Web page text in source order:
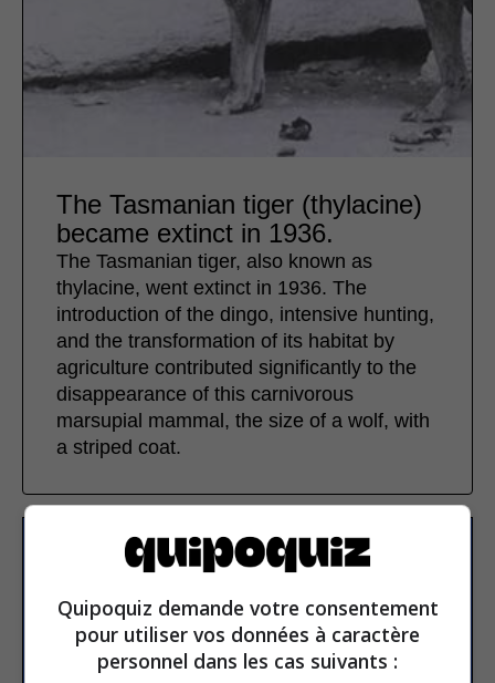
The Tasmanian tiger (thylacine)
became extinct in 1936.
The Tasmanian tiger, also known as
thylacine, went extinct in 1936. The
introduction of the dingo, intensive hunting,
and the transformation of its habitat by
agriculture contributed significantly to the
disappearance of this carnivorous
marsupial mammal, the size of a wolf, with
a striped coat.
Subscribe to our
newsletter
Email address
Quipoquiz demande votre consentement
pour utiliser vos données à caractère
personnel dans les cas suivants :